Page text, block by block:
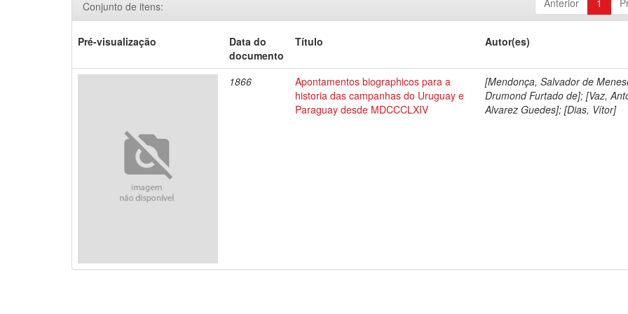
Anterior 1
Conjunto de itens:
Pré-visualização
Data do
documento
Título Autor(es)
1866
Apontamentos biographicos para a
historia das campanhas do Uruguay e
Paraguay desde MDCCCLXIV
[Mendonça, Salvador de
Drumond Furtado de]; [Vaz,
Alvarez Guedes]; [Dias, Vítor]